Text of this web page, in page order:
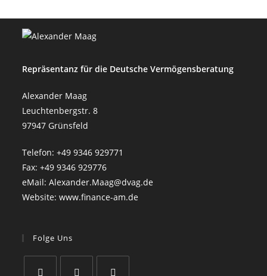
Repräsentanz für die Deutsche Vermögensberatung
Alexander Maag
Leuchtenbergstr. 8
97947 Grünsfeld
Telefon:+49 9346 929771
Fax:+49 9346 929776
eMail:Alexander.Maag@dvag.de
Website:www.finance-am.de
Folge Uns